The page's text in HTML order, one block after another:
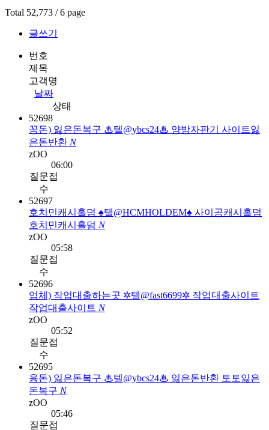
Total 52,773 /6 page
글쓰기
번호
제목
고객명
날짜
상태
52698
꽁돈) 잃은돈복구 ♨텔@ybcs24♨ 양방자판기 사이트잃
은돈반환 N
zOO
06:00
질문접
수
52697
호치민캐시홀덤 ♠텔@HCMHOLDEM♠ 사이공캐시홀덤
호치민캐시홀덤 N
zOO
05:58
질문접
수
52696
업체) 작업대출하는곳 ✲텔@fast6699✲ 작업대출사이트
작업대출사이트 N
zOO
05:52
질문접
수
52695
용돈) 잃은돈복구 ♨텔@ybcs24♨ 잃은돈반환 토토잃은
돈복구 N
zOO
05:46
질문접